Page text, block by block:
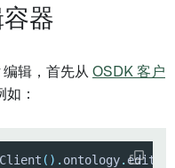
器
辑，首先从 OSDK 客户
：
( ) . ontology. edits